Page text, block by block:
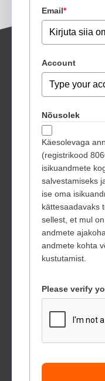
Email*
Account
Nõusolek
Käesolevaga
(registrikood
isikuandmete
salvestamiseks
ise oma
kättesaadavaks
sellest, et mul
andmete
andmete kohta
kustutamist.
Please verify